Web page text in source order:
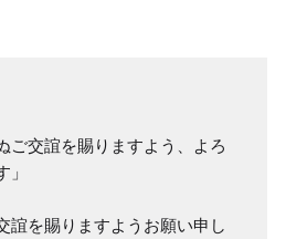
ご交誼を賜りますよう、よろ
誼を賜りますようお願い申し